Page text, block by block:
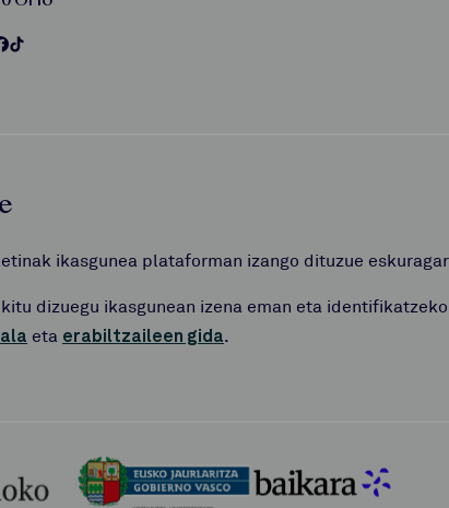
ikasgunea plataforman izango dituzue
dizuegu ikasgunean izena eman eta identifikatzeko
eta erabiltzaileen gida.